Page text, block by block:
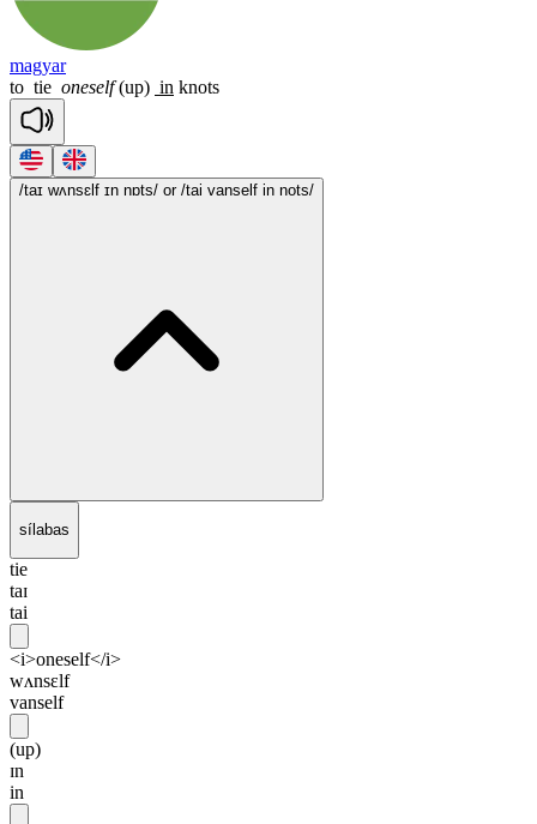
magyar
to tie oneself (up) in knots
/taɪ wʌnsɛlf ɪn nɒts/ or /tai vanself in nots/
sílabas
tie
taɪ
tai
<i>oneself</i>
wʌnsɛlf
vanself
(up)
ɪn
in